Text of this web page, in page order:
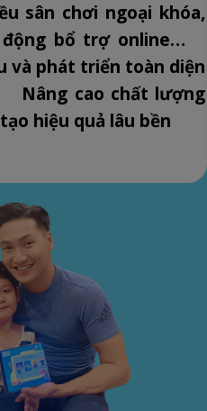
chơi ngoại khóa,
động bổ trợ online…
và phát triển toàn diện
cao chất lượng
hiệu quả lâu bền